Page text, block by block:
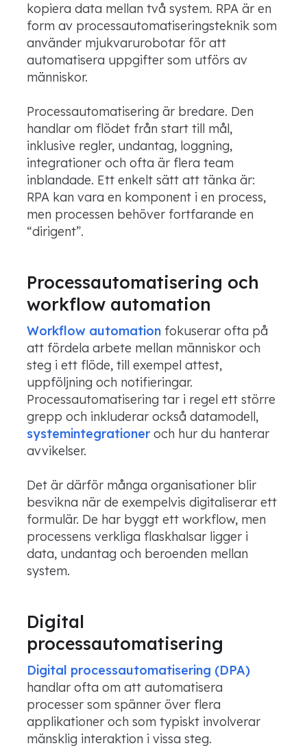
kopiera data mellan två system. RPA är en
form av processautomatiseringsteknik som
använder mjukvarurobotar för att
automatisera uppgifter som utförs av
människor.
Processautomatisering är bredare. Den
handlar om flödet från start till mål,
inklusive regler, undantag, loggning,
integrationer och ofta är flera team
inblandade. Ett enkelt sätt att tänka är:
RPA kan vara en komponent i en process,
men processen behöver fortfarande en
“dirigent”.
Processautomatisering och
workflow automation
Workflow automation fokuserar ofta på
att fördela arbete mellan människor och
steg i ett flöde, till exempel attest,
uppföljning och notifieringar.
Processautomatisering tar i regel ett större
grepp och inkluderar också datamodell,
systemintegrationer och hur du hanterar
avvikelser.
Det är därför många organisationer blir
besvikna när de exempelvis digitaliserar ett
formulär. De har byggt ett workflow, men
processens verkliga flaskhalsar ligger i
data, undantag och beroenden mellan
system.
Digital
processautomatisering
Digital processautomatisering (DPA)
handlar ofta om att automatisera
processer som spänner över flera
applikationer och som typiskt involverar
mänsklig interaktion i vissa steg.